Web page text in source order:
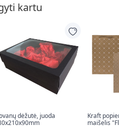
kartu
dėžutė, juoda
Kraft
maišelis